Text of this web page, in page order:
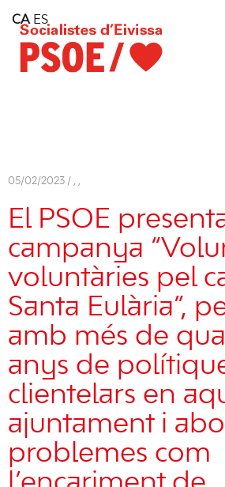
Consell Insular d'Eivissa
Services
Contact
05/02/2023 / , ,
El PSOE
campanya
voluntàries pel
Santa Eulària”,
amb més de
anys de
clientelars en
ajuntament i
problemes com
CA ES